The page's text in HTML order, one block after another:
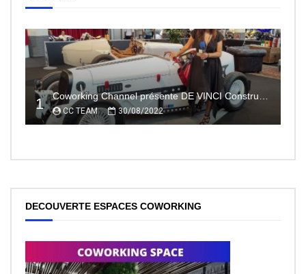
1 Coworking Channel présente DE VINCI Constructeur automobile électrique innovant 100% made In France
CC TEAM 30/08/2022
DECOUVERTE ESPACES COWORKING